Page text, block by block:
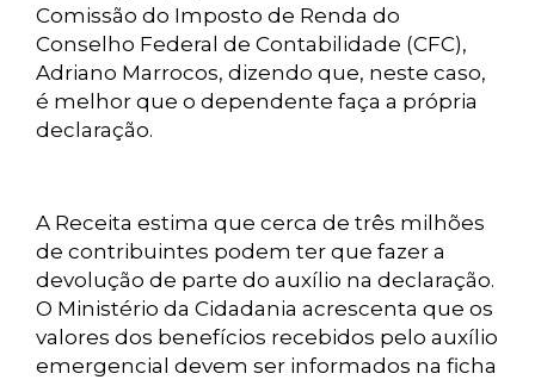
Comissão do Imposto de Renda do
Conselho Federal de Contabilidade (CFC),
Adriano Marrocos, dizendo que, neste caso,
é melhor que o dependente faça a própria
declaração.
A Receita estima que cerca de três milhões
de contribuintes podem ter que fazer a
devolução de parte do auxílio na declaração.
O Ministério da Cidadania acrescenta que os
valores dos benefícios recebidos pelo auxílio
emergencial devem ser informados na ficha